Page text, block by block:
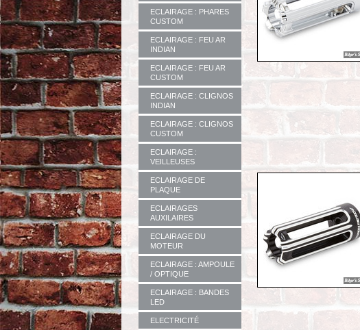
ECLAIRAGE : PHARES
CUSTOM
ECLAIRAGE : FEU AR
INDIAN
ECLAIRAGE : FEU AR
CUSTOM
ECLAIRAGE : CLIGNOS
INDIAN
ECLAIRAGE : CLIGNOS
CUSTOM
ECLAIRAGE :
VEILLEUSES
ECLAIRAGE DE
PLAQUE
ECLAIRAGES
AUXILAIRES
ECLAIRAGE DU
MOTEUR
ECLAIRAGE : AMPOULE
/ OPTIQUE
ECLAIRAGE : BANDES
LED
ELECTRICITÉ